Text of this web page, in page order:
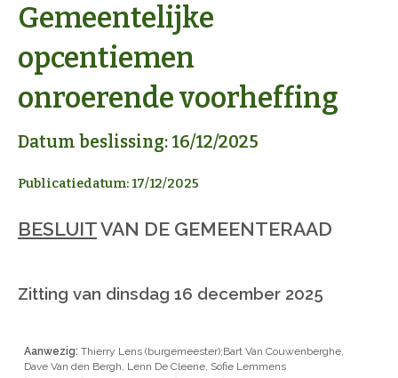
Gemeentelijke
opcentiemen
onroerende voorheffing
Datum beslissing: 16/12/2025
Publicatiedatum: 17/12/2025
BESLUITVAN DE GEMEENTERAAD
Zitting van dinsdag 16 december 2025
Aanwezig: Thierry Lens (burgemeester);Bart Van Couwenberghe,
Dave Van den Bergh, Lenn De Cleene, Sofie Lemmens